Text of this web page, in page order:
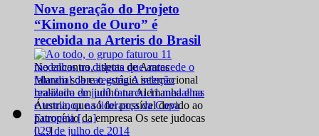
Nova geração do Projeto
“Kimono de Ouro” é
recebida na Arteris do Brasil
No encontro, atletas de Araras
falaram sobre o estágio internacional
realizado em junho na Alemanha e na
Áustria, que só foi possível devido ao
patrocínio da empresa Os sete judocas
[…]
029 de julho de 2014